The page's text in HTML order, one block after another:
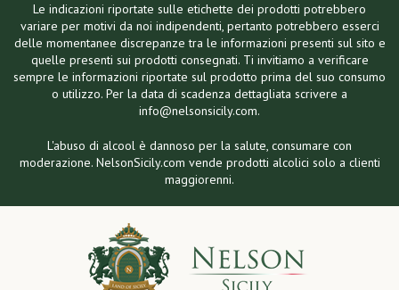
Le indicazioni riportate sulle etichette dei prodotti potrebbero
variare per motivi da noi indipendenti, pertanto potrebbero esserci
delle momentanee discrepanze tra le informazioni presenti sul sito e
quelle presenti sui prodotti consegnati. Ti invitiamo a verificare
sempre le informazioni riportate sul prodotto prima del suo consumo
o utilizzo. Per la data di scadenza dettagliata scrivere a
info@nelsonsicily.com.
L'abuso di alcool è dannoso per la salute, consumare con
moderazione. NelsonSicily.com vende prodotti alcolici solo a clienti
maggiorenni.